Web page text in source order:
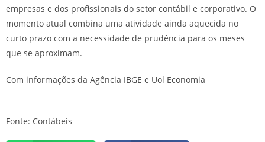
empresas e dos profissionais do setor contábil e corporativo. O
momento atual combina uma atividade ainda aquecida no
curto prazo com a necessidade de prudência para os meses
que se aproximam.
Com informações da Agência IBGE e Uol Economia
Fonte: Contábeis